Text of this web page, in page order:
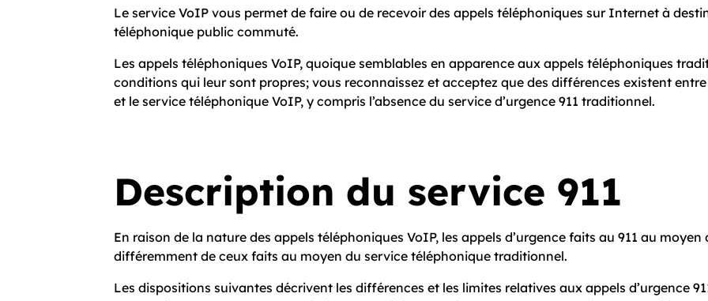
Le service VoIP vous permet de faire ou de recevoir des appels téléphoniques sur Internet à
téléphonique public commuté.
Les appels téléphoniques VoIP, quoique semblables en apparence aux appels téléphoniques
conditions qui leur sont propres; vous reconnaissez et acceptez que des différences existent
et le service téléphonique VoIP, y compris l’absence du service d’urgence 9­1­1 traditionnel.
Description du service 9­1­1
En raison de la nature des appels téléphoniques VoIP, les appels d’urgence faits au 9­1­1 au
différemment de ceux faits au moyen du service téléphonique traditionnel.
Les dispositions suivantes décrivent les différences et les limites relatives aux appels d’urgence